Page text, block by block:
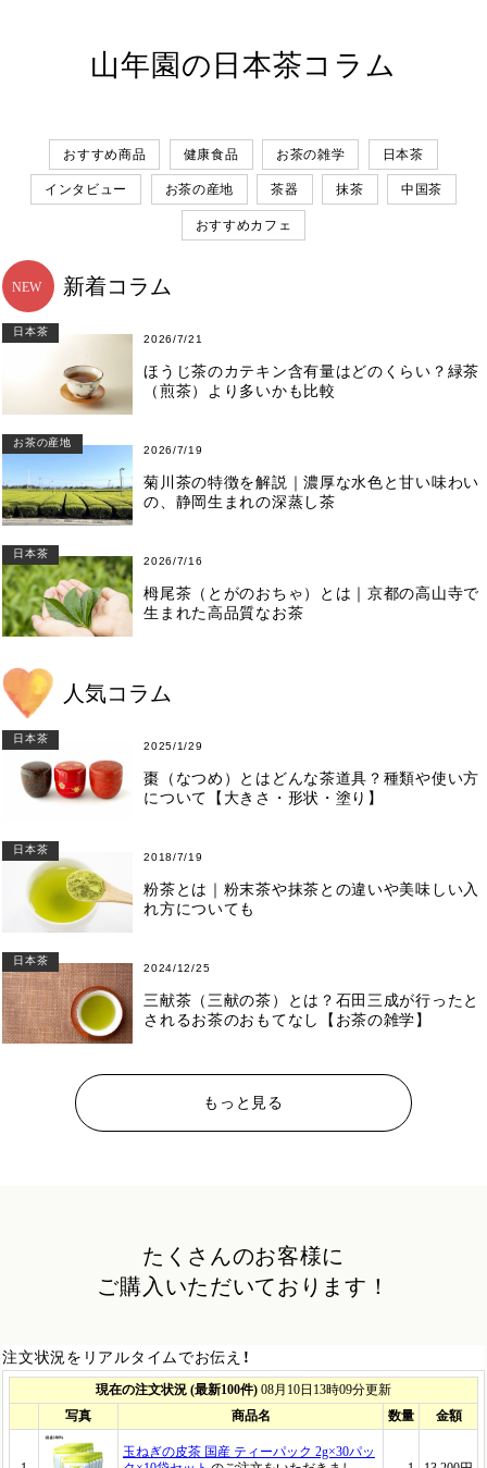
山年園の日本茶コラム
おすすめ商品 健康食品 お茶の雑学 日本茶
インタビュー お茶の産地 茶器 抹茶 中国茶
おすすめカフェ
新着コラム
日本茶
2026/7/21
ほうじ茶のカテキン含有量はどのくらい？緑茶
（煎茶）より多いかも比較
お茶の産地
2026/7/19
菊川茶の特徴を解説｜濃厚な水色と甘い味わい
の、静岡生まれの深蒸し茶
日本茶
2026/7/16
栂尾茶（とがのおちゃ）とは｜京都の高山寺で
生まれた高品質なお茶
人気コラム
日本茶
2025/1/29
棗（なつめ）とはどんな茶道具？種類や使い方
について【大きさ・形状・塗り】
日本茶
2018/7/19
粉茶とは｜粉末茶や抹茶との違いや美味しい入
れ方についても
日本茶
2024/12/25
三献茶（三献の茶）とは？石田三成が行ったと
されるお茶のおもてなし【お茶の雑学】
もっと見る
たくさんのお客様に
ご購入いただいております！
注文状況をリアルタイムでお伝え！